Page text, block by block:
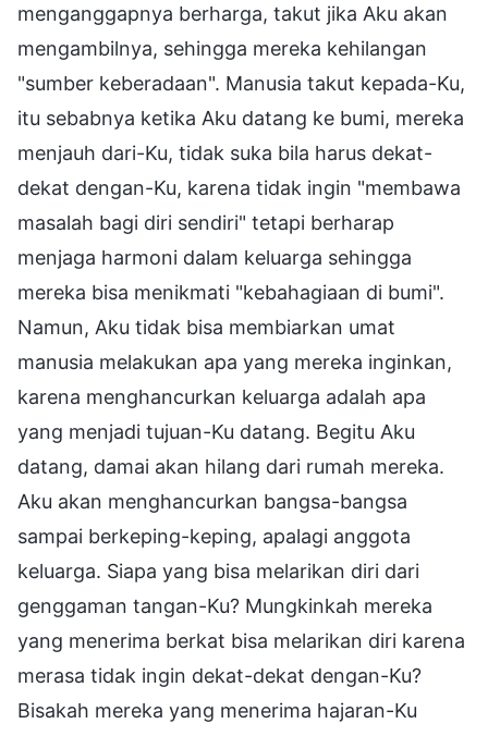
menganggapnya berharga, takut jika Aku akan
mengambilnya, sehingga mereka kehilangan
"sumber keberadaan". Manusia takut kepada-Ku,
itu sebabnya ketika Aku datang ke bumi, mereka
menjauh dari-Ku, tidak suka bila harus dekat-
dekat dengan-Ku, karena tidak ingin "membawa
masalah bagi diri sendiri" tetapi berharap
menjaga harmoni dalam keluarga sehingga
mereka bisa menikmati "kebahagiaan di bumi".
Namun, Aku tidak bisa membiarkan umat
manusia melakukan apa yang mereka inginkan,
karena menghancurkan keluarga adalah apa
yang menjadi tujuan-Ku datang. Begitu Aku
datang, damai akan hilang dari rumah mereka.
Aku akan menghancurkan bangsa-bangsa
sampai berkeping-keping, apalagi anggota
keluarga. Siapa yang bisa melarikan diri dari
genggaman tangan-Ku? Mungkinkah mereka
yang menerima berkat bisa melarikan diri karena
merasa tidak ingin dekat-dekat dengan-Ku?
Bisakah mereka yang menerima hajaran-Ku